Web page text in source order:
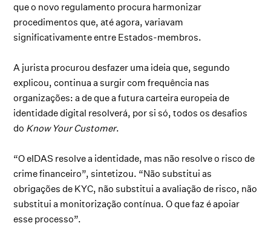
que o novo regulamento procura harmonizar
procedimentos que, até agora, variavam
significativamente entre Estados-membros.
A jurista procurou desfazer uma ideia que, segundo
explicou, continua a surgir com frequência nas
organizações: a de que a futura carteira europeia de
identidade digital resolverá, por si só, todos os desafios
do Know Your Customer.
“O eIDAS resolve a identidade, mas não resolve o risco de
crime financeiro”, sintetizou. “Não substitui as
obrigações de KYC, não substitui a avaliação de risco, não
substitui a monitorização contínua. O que faz é apoiar
esse processo”.